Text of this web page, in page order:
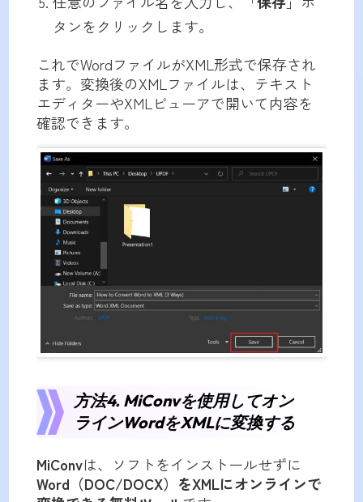
タンをクリックします。
これでWordファイルがXML形式で保存され
ます。変換後のXMLファイルは、テキスト
エディターやXMLビューアで開いて内容を
確認できます。
方法4. MiConvを使用してオン
ラインWordをXMLに変換する
MiConvは、ソフトをインストールせずに
Word（DOC/DOCX）をXMLにオンラインで